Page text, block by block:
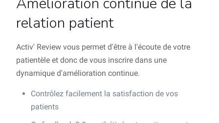
relation patient
Activ' Review vous permet d'être à l'écoute de votre
patientèle et donc de vous inscrire dans une
dynamique d'amélioration continue.
Contrôlez facilement la satisfaction de vos
patients